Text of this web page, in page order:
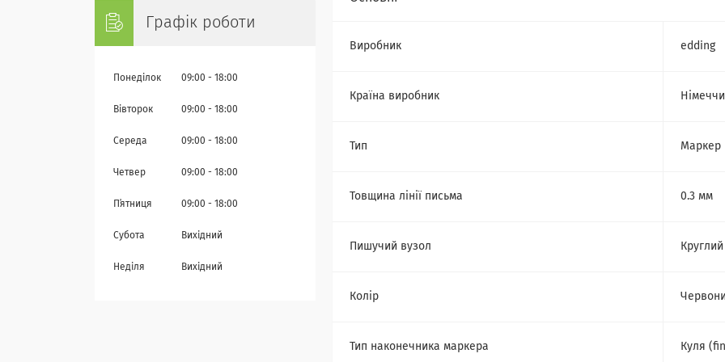
Виробник edding
Країна виробник
Тип Маркер
Товщина лінії письма 0.3 мм
Пишучий вузол Круглий
Колір
Тип наконечника маркера Куля
Графік роботи
Понеділок 09:00 18:00
Вівторок 09:00 18:00
Середа 09:00 18:00
Четвер 09:00 18:00
Пʼятниця 09:00 18:00
Субота Вихідний
Неділя Вихідний